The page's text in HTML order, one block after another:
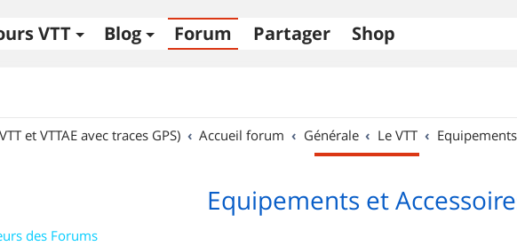
VTT Blog Forum Partager Shop
et VTTAE avec traces GPS)
Accueil forum Générale Le VTT
Equipements et
des Forums